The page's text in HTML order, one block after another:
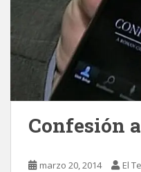
Confesión
marzo 20, 2014 El